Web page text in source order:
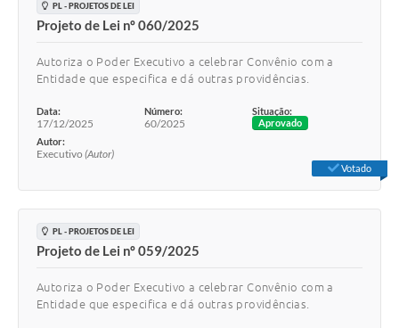
Carta de Serviços
Plano de Contratação Anual
Contato
Concursos e Processos Seletivos
Galeria de Fotos
Links
PL - PROJETOS DE LEI
Projeto de Lei nº 060/2025
Autoriza o Poder Executivo a celebrar Convênio com a
Entidade que especifica e dá outras providências.
Data:
17/12/2025
Número:
60/2025
Situação:
Aprovado
Autor:
Executivo (Autor)
Votado
PL - PROJETOS DE LEI
Projeto de Lei nº 059/2025
Autoriza o Poder Executivo a celebrar Convênio com a
Entidade que especifica e dá outras providências.